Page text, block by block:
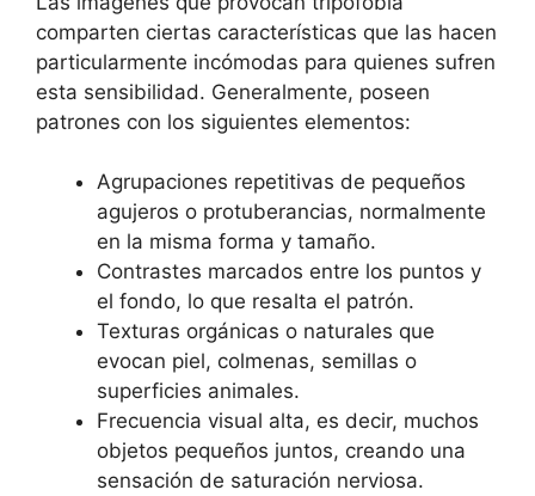
comparten ciertas características que las hacen
particularmente incómodas para quienes sufren
esta sensibilidad. Generalmente, poseen
patrones con los siguientes elementos:
Agrupaciones repetitivas de pequeños
agujeros o protuberancias, normalmente
en la misma forma y tamaño.
Contrastes marcados entre los puntos y
el fondo, lo que resalta el patrón.
Texturas orgánicas o naturales que
evocan piel, colmenas, semillas o
superficies animales.
Frecuencia visual alta, es decir, muchos
objetos pequeños juntos, creando una
sensación de saturación nerviosa.